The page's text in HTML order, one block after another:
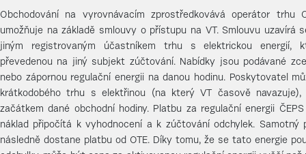
Obchodování na vyrovnávacím zprostředkovává operátor trhu
umožňuje na základě smlouvy o přístupu na VT. Smlouvu uzavírá
jiným registrovaným účastníkem trhu s elektrickou energií,
převedenou na jiný subjekt zúčtování. Nabídky jsou podávané
nebo zápornou regulační energii na danou hodinu. Poskytovatel
krátkodobého trhu s elektřinou (na který VT časově
začátkem dané obchodní hodiny. Platbu za regulační energii
náklad připočítá k vyhodnocení a k zúčtování odchylek. Samotný
následně dostane platbu od OTE. Díky tomu, že se tato energie